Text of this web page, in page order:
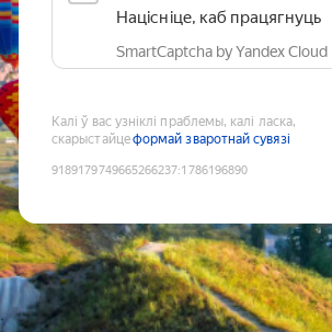
Націсніце, каб працягнуць
SmartCaptcha by Yandex Cloud
Калі ў вас узніклі праблемы, калі ласка,
скарыстайцеформай зваротнай сувязі
9189179749665266237:1786196890